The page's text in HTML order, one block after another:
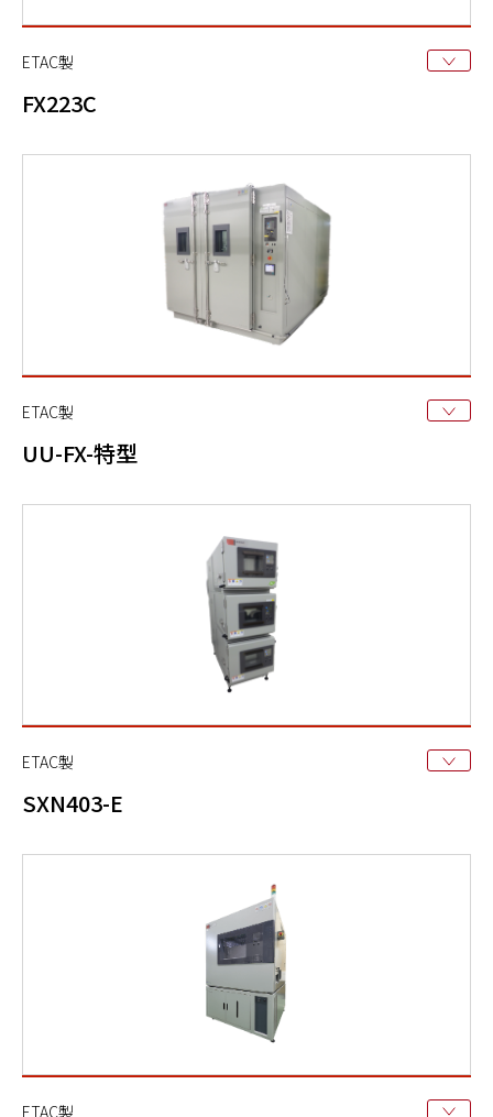
ETAC製
FX223C
ETAC製
UU-FX-特型
ETAC製
SXN403-E
ETAC製